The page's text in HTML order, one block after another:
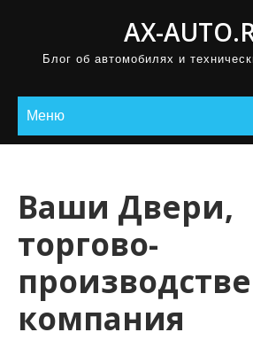
AX-
Блог об автомобилях и
Меню
Ваши Двери,
торгово-
компания